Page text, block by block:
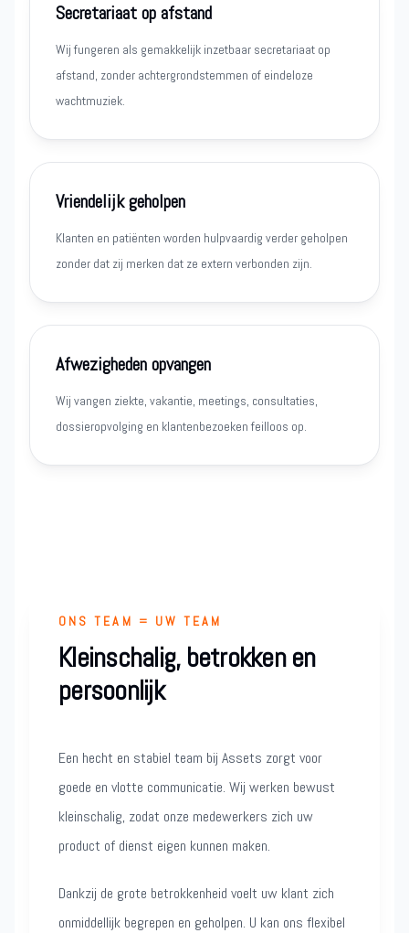
Secretariaat op afstand
Wij fungeren als gemakkelijk inzetbaar secretariaat op
afstand, zonder achtergrondstemmen of eindeloze
wachtmuziek.
Vriendelijk geholpen
Klanten en patiënten worden hulpvaardig verder geholpen
zonder dat zij merken dat ze extern verbonden zijn.
Afwezigheden opvangen
Wij vangen ziekte, vakantie, meetings, consultaties,
dossieropvolging en klantenbezoeken feilloos op.
ONS TEAM = UW TEAM
Kleinschalig, betrokken en
persoonlijk
Een hecht en stabiel team bij Assets zorgt voor
goede en vlotte communicatie. Wij werken bewust
kleinschalig, zodat onze medewerkers zich uw
product of dienst eigen kunnen maken.
Dankzij de grote betrokkenheid voelt uw klant zich
onmiddellijk begrepen en geholpen. U kan ons flexibel